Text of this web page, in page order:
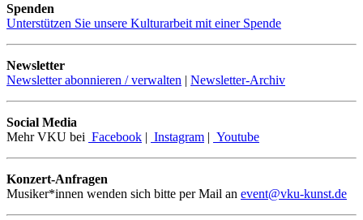
Spenden
Unterstützen Sie unsere Kulturarbeit mit einer Spende
Newsletter
Newsletter abonnieren / verwalten | Newsletter-Archiv
Social Media
Mehr VKU bei Facebook | Instagram | Youtube
Konzert-Anfragen
Musiker*innen wenden sich bitte per Mail an event@vku-kunst.de